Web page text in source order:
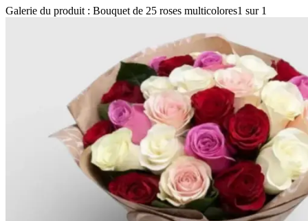
Galerie du produit : Bouquet de 25 roses multicolores1 sur 1